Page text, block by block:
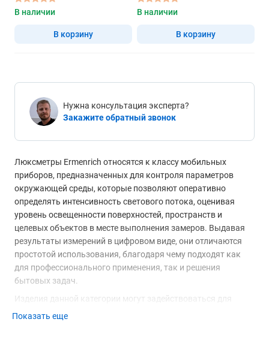
В наличии
В корзину
В наличии
В корзину
Нужна консультация эксперта?
Закажите обратный звонок
Люксметры Ermenrich относятся к классу мобильных
приборов, предназначенных для контроля параметров
окружающей среды, которые позволяют оперативно
определять интенсивность светового потока, оценивая
уровень освещенности поверхностей, пространств и
целевых объектов в месте выполнения замеров. Выдавая
результаты измерений в цифровом виде, они отличаются
простотой использования, благодаря чему подходят как
для профессионального применения, так и решения
бытовых задач.
Изделия данной категории могут задействоваться для
проверки параметров источников света, отладки
Показать еще